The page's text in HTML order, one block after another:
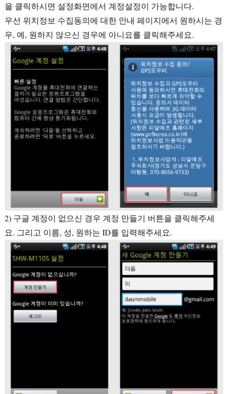
을 클릭하시면 설정화면에서 계정설정이 가능합니다.
우선 위치정보 수집동의에 대한 안내 페이지에서 원하시는 경
우, 예, 원하지 않으신 경우에 아니요를 클릭해주세요.
2) 구글 계정이 없으신 경우 계정 만들기 버튼을 클릭해주세
요. 그리고 이름, 성, 원하는 ID를 입력해주세요.